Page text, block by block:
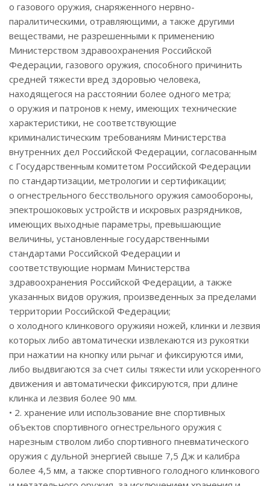
o газового оружия, снаряженного нервно-
паралитическими, отравляющими, а также другими
веществами, не разрешенными к применению
Министерством здравоохранения Российской
Федерации, газового оружия, способного причинить
средней тяжести вред здоровью человека,
находящегося на расстоянии более одного метра;
o оружия и патронов к нему, имеющих технические
характеристики, не соответствующие
криминалистическим требованиям Министерства
внутренних дел Российской Федерации, согласованным
с Государственным комитетом Российской Федерации
по стандартизации, метрологии и сертификации;
o огнестрельного бесствольного оружия самообороны,
эпектрошоковых устройств и искровых разрядников,
имеющих выходные параметры, превышающие
величины, установленные государственными
стандартами Российской Федерации и
соответствующие нормам Министерства
здравоохранения Российской Федерации, а также
указанных видов оружия, произведенных за пределами
территории Российской Федерации;
o холодного клинкового оружияи ножей, клинки и лезвия
которых либо автоматически извлекаются из рукоятки
при нажатии на кнопку или рычаг и фиксируются ими,
либо выдвигаются за счет силы тяжести или ускоренного
движения и автоматически фиксируются, при длине
клинка и лезвия более 90 мм.
• 2. хранение или использование вне спортивных
объектов спортивного огнестрельного оружия с
нарезным стволом либо спортивного пневматического
оружия с дульной энергией свыше 7,5 Дж и калибра
более 4,5 мм, а также спортивного голодного клинкового